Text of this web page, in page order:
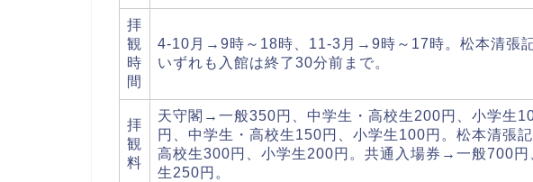
拝
観
時
間
4-10月→9時～18時、11-3月→9時～17時。松本清張
いずれも入館は終了30分前まで。
拝
観
料
天守閣→一般350円、中学生・高校生200円、小学生
円、中学生・高校生150円、小学生100円。松本清張
高校生300円、小学生200円。共通入場券→一般700円
生250円。